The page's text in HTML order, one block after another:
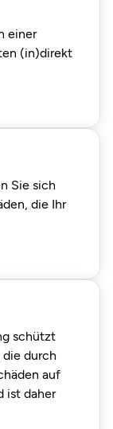
einer
(in)direkt
Sie sich
die Ihr
schützt
die durch
auf
ist daher